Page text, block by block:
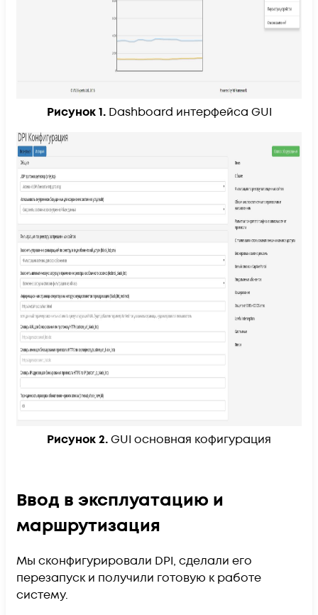
Рисунок 1.Dashboard интерфейса GUI
Рисунок 2.GUI основная кофигурация
Ввод в эксплуатацию и
маршрутизация
Мы сконфигурировали DPI, сделали его
перезапуск и получили готовую к работе
систему.